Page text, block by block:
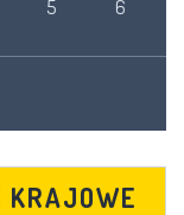
5 6
KRAJOWE